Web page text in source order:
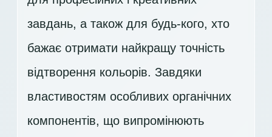
завдань, а також для будь-кого, хто
бажає отримати найкращу точність
відтворення кольорів. Завдяки
властивостям особливих органічних
компонентів, що випромінюють